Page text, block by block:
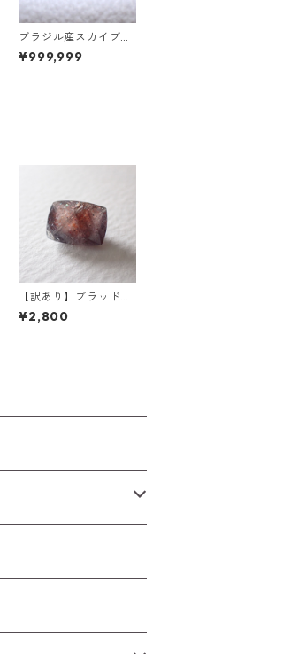
ブラジル産スカイブル
ートパーズ スノーフレ
ークカットルース 1.5c
¥999,999
【訳あり】ブラッドシ
ョットアイオライト 3.
25ct 11.0mm*8.25m
¥2,800